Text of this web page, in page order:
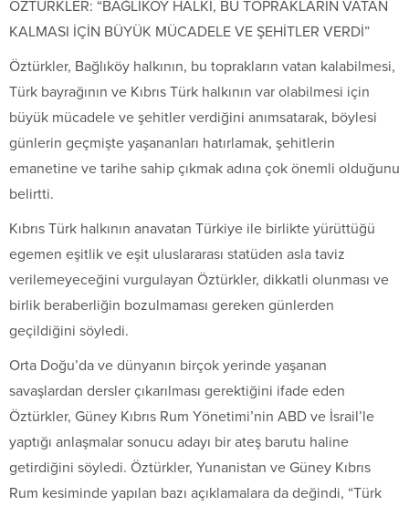
ÖZTÜRKLER: “BAĞLIKÖY HALKI, BU TOPRAKLARIN VATAN
KALMASI İÇİN BÜYÜK MÜCADELE VE ŞEHİTLER VERDİ”
Öztürkler, Bağlıköy halkının, bu toprakların vatan kalabilmesi,
Türk bayrağının ve Kıbrıs Türk halkının var olabilmesi için
büyük mücadele ve şehitler verdiğini anımsatarak, böylesi
günlerin geçmişte yaşananları hatırlamak, şehitlerin
emanetine ve tarihe sahip çıkmak adına çok önemli olduğunu
belirtti.
Kıbrıs Türk halkının anavatan Türkiye ile birlikte yürüttüğü
egemen eşitlik ve eşit uluslararası statüden asla taviz
verilemeyeceğini vurgulayan Öztürkler, dikkatli olunması ve
birlik beraberliğin bozulmaması gereken günlerden
geçildiğini söyledi.
Orta Doğu’da ve dünyanın birçok yerinde yaşanan
savaşlardan dersler çıkarılması gerektiğini ifade eden
Öztürkler, Güney Kıbrıs Rum Yönetimi’nin ABD ve İsrail’le
yaptığı anlaşmalar sonucu adayı bir ateş barutu haline
getirdiğini söyledi. Öztürkler, Yunanistan ve Güney Kıbrıs
Rum kesiminde yapılan bazı açıklamalara da değindi, “Türk